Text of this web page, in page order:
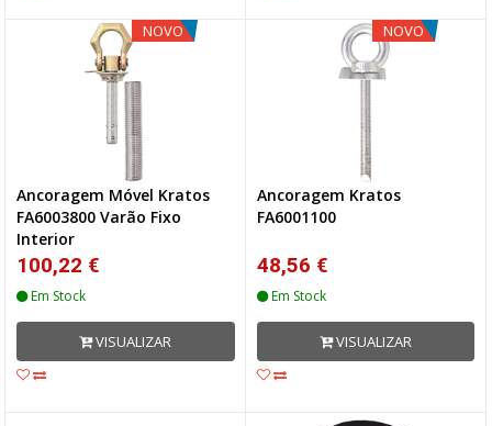
NOVO
Ancoragem Móvel Kratos
FA6003800 Varão Fixo
Interior
100,22 €
Em Stock
VISUALIZAR
NOVO
Ancoragem Kratos
FA6001100
48,56 €
Em Stock
VISUALIZAR